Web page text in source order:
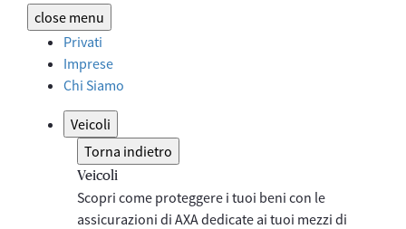
close menu
Privati
Imprese
Chi Siamo
Veicoli
Torna indietro
Veicoli
Scopri come proteggere i tuoi beni con le
assicurazioni di AXA dedicate ai tuoi mezzi di